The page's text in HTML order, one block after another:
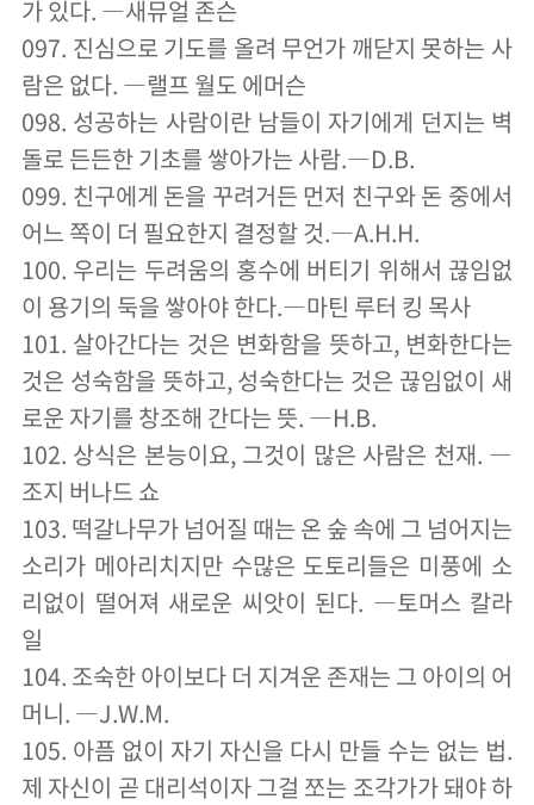
가 있다. ―새뮤얼 존슨
097. 진심으로 기도를 올려 무언가 깨닫지 못하는 사
람은 없다. ―랠프 월도 에머슨
098. 성공하는 사람이란 남들이 자기에게 던지는 벽
돌로 든든한 기초를 쌓아가는 사람.―D.B.
099. 친구에게 돈을 꾸려거든 먼저 친구와 돈 중에서
어느 쪽이 더 필요한지 결정할 것.―A.H.H.
100. 우리는 두려움의 홍수에 버티기 위해서 끊임없
이 용기의 둑을 쌓아야 한다.―마틴 루터 킹 목사
101. 살아간다는 것은 변화함을 뜻하고, 변화한다는
것은 성숙함을 뜻하고, 성숙한다는 것은 끊임없이 새
로운 자기를 창조해 간다는 뜻. ―H.B.
102. 상식은 본능이요, 그것이 많은 사람은 천재. ―
조지 버나드 쇼
103. 떡갈나무가 넘어질 때는 온 숲 속에 그 넘어지는
소리가 메아리치지만 수많은 도토리들은 미풍에 소
리없이 떨어져 새로운 씨앗이 된다. ―토머스 칼라
일
104. 조숙한 아이보다 더 지겨운 존재는 그 아이의 어
머니. ―J.W.M.
105. 아픔 없이 자기 자신을 다시 만들 수는 없는 법.
제 자신이 곧 대리석이자 그걸 쪼는 조각가가 돼야 하